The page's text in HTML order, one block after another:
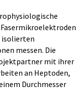
isolierten
messen. Die
mit ihrer
an Heptoden,
Durchmesser